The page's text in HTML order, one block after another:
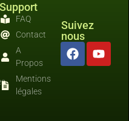
Support
FAQ
Contact
A
Propos
Mentions
légales
Suivez
nous